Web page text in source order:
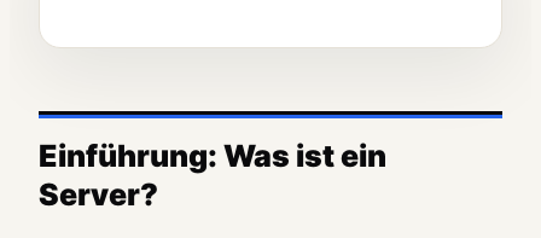
Einführung: Was ist ein
Server?